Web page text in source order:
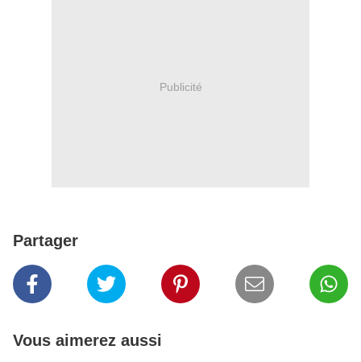
Publicité
Partager
Vous aimerez aussi